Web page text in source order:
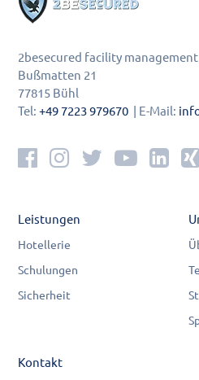
2besecured facility
Bußmatten 21
77815 Bühl
Tel:+49 7223 979670 | E-Mail:
Leistungen
Hotellerie
Schulungen
Sicherheit
Kontakt